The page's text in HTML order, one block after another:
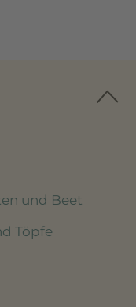
und Beet
Töpfe